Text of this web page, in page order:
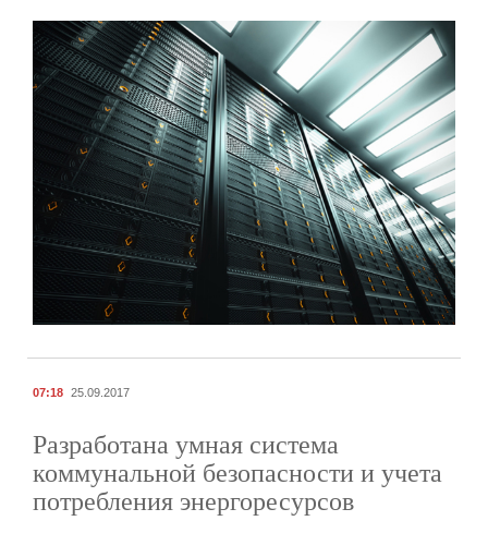
07:18 25.09.2017
Разработана умная система
коммунальной безопасности и учета
потребления энергоресурсов